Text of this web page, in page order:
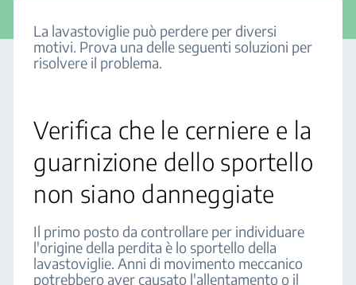
La lavastoviglie può perdere per diversi
motivi. Prova una delle seguenti soluzioni per
risolvere il problema.
Verifica che le cerniere e la
guarnizione dello sportello
non siano danneggiate
Il primo posto da controllare per individuare
l'origine della perdita è lo sportello della
lavastoviglie. Anni di movimento meccanico
potrebbero aver causato l'allentamento o il